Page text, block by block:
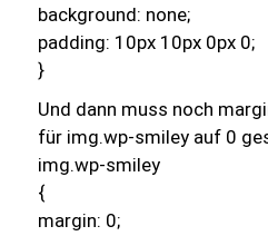
background: none;
padding: 10px 10px 0px 0;
}
Und dann muss noch
für img.wp-smiley auf 0
img.wp-smiley
{
margin: 0;